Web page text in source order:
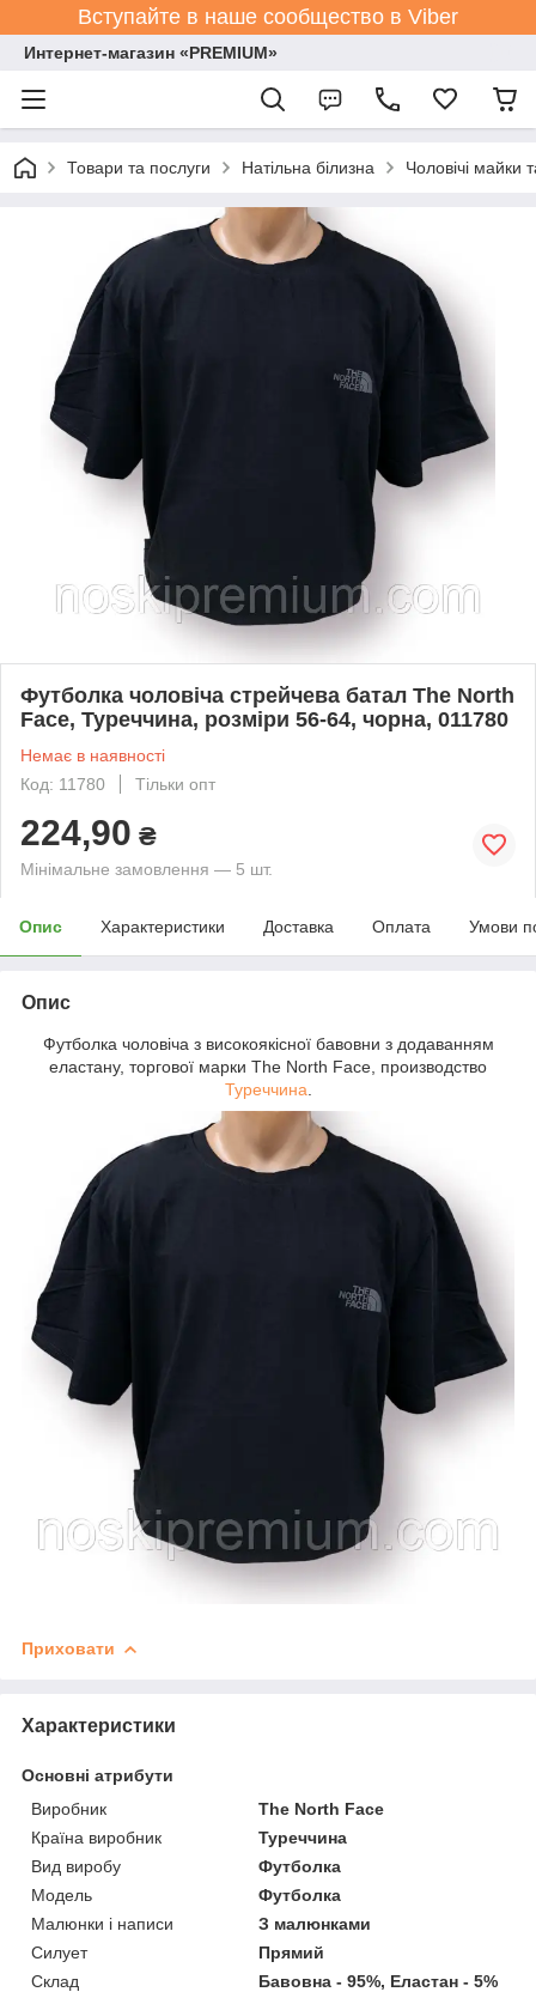
Вступайте в наше сообщество в Viber
Интернет-магазин «PREMIUM»
Товари та послуги Натільна білизна Чоловічі майки
Футболка чоловіча стрейчева батал The North
Face, Туреччина, розміри 56-64, чорна, 011780
Немає в наявності
Код: 11780
Тільки опт
224,90 ₴
Мінімальне замовлення — 5 шт.
Опис Характеристики Доставка Оплата Умови
Опис
Футболка чоловіча з високоякісної бавовни з додаванням
еластану, торгової марки The North Face, производство
Туреччина
Приховати
Характеристики
Основні атрибути
Виробник
The North Face
Країна виробник
Туреччина
Вид виробу
Футболка
Модель
Футболка
Малюнки і написи
З малюнками
Силует
Прямий
Склад
Бавовна - 95%, Еластан - 5%